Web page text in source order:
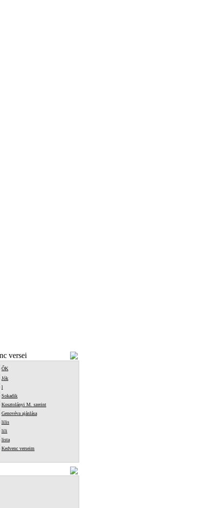
versei
ŐK
Jók
l
Sokadik
Kosztolányi M. szerint
Genovéva ajánlása
lilis
lili
lista
Kedvenc verseim